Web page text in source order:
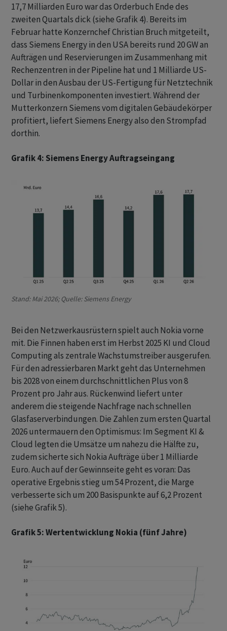
17,7 Milliarden Euro war das Orderbuch Ende des
zweiten Quartals dick (siehe Grafik 4). Bereits im
Februar hatte Konzernchef Christian Bruch mitgeteilt,
dass Siemens Energy in den USA bereits rund 20 GW an
Aufträgen und Reservierungen im Zusammenhang mit
Rechenzentren in der Pipeline hat und 1 Milliarde US-
Dollar in den Ausbau der US-Fertigung für Netztechnik
und Turbinenkomponenten investiert. Während der
Mutterkonzern Siemens vom digitalen Gebäudekörper
profitiert, liefert Siemens Energy also den Strompfad
dorthin.
Grafik 4: Siemens Energy Auftragseingang
Stand: Mai 2026; Quelle: Siemens Energy
Bei den Netzwerkausrüstern spielt auch Nokia vorne
mit. Die Finnen haben erst im Herbst 2025 KI und Cloud
Computing als zentrale Wachstumstreiber ausgerufen.
Für den adressierbaren Markt geht das Unternehmen
bis 2028 von einem durchschnittlichen Plus von 8
Prozent pro Jahr aus. Rückenwind liefert unter
anderem die steigende Nachfrage nach schnellen
Glasfaserverbindungen. Die Zahlen zum ersten Quartal
2026 untermauern den Optimismus: Im Segment KI &
Cloud legten die Umsätze um nahezu die Hälfte zu,
zudem sicherte sich Nokia Aufträge über 1 Milliarde
Euro. Auch auf der Gewinnseite geht es voran: Das
operative Ergebnis stieg um 54 Prozent, die Marge
verbesserte sich um 200 Basispunkte auf 6,2 Prozent
(siehe Grafik 5).
Grafik 5: Wertentwicklung Nokia (fünf Jahre)